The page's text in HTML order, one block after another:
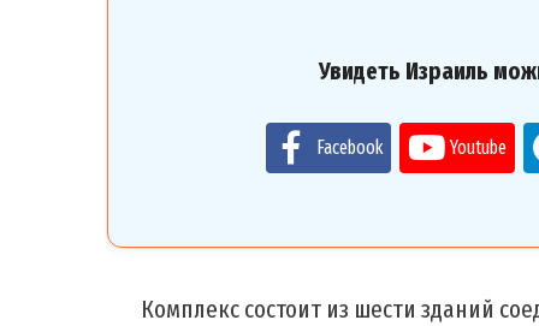
Увидеть Израиль
Facebook Youtube
Комплекс состоит из шести зданий